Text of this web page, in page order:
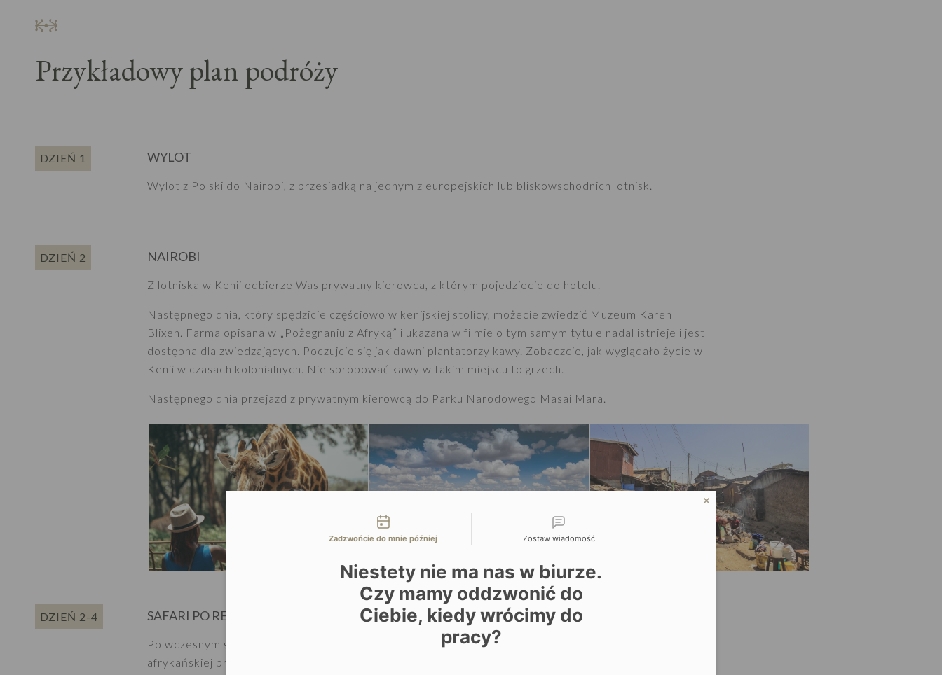
Przykładowy plan podróży
DZIEŃ 1 WYLOT
Wylot z Polski do Nairobi, z przesiadką na jednym z europejskich lub bliskowschodnich lotnisk.
DZIEŃ 2 NAIROBI
Z lotniska w Kenii odbierze Was prywatny kierowca, z którym pojedziecie do hotelu.
Następnego dnia, który spędzicie częściowo w kenijskiej stolicy, możecie zwiedzić Muzeum Karen
Blixen. Farma opisana w „Pożegnaniu z Afryką” i ukazana w filmie o tym samym tytule nadal istnieje i jest
dostępna dla zwiedzających. Poczujcie się jak dawni plantatorzy kawy. Zobaczcie, jak wyglądało życie w
Kenii w czasach kolonialnych. Nie spróbować kawy w takim miejscu to grzech.
Następnego dnia przejazd z prywatnym kierowcą do Parku Narodowego Masai Mara.
DZIEŃ 2-4 SAFARI PO REZERWACIE MASAI MARA
Po wczesnym śniadaniu wraz z prywatnym kierowcą i przewodnikiem wyruszycie w kierunku wielkiej
afrykańskiej przygody.
Możliwości kontaktu
Zadzwońcie do mnie później Zostaw wiadomość
Niestety nie ma nas w biurze.
Czy mamy oddzwonić do
Ciebie, kiedy wrócimy do
pracy?